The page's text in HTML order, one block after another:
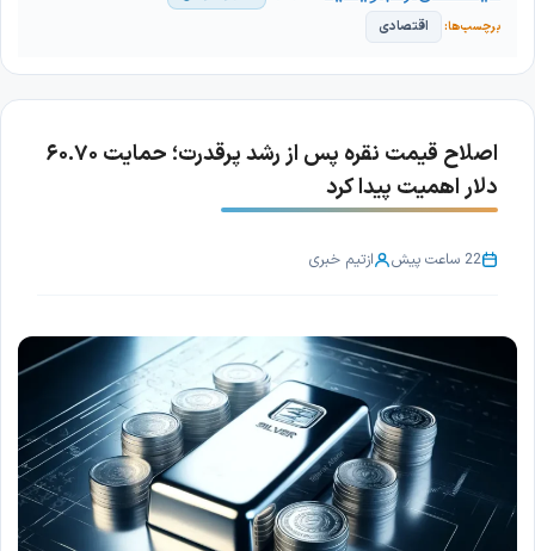
اقتصادی
اصلاح قیمت نقره پس از رشد پرقدرت؛ حمایت ۶۰.۷۰
دلار اهمیت پیدا کرد
22 ساعت پیش ازتیم خبری